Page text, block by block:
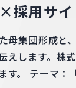
採用サイ
母集団形成と
えします。株
す。 テーマ